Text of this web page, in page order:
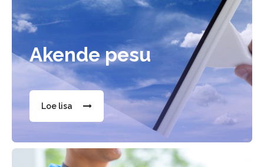
Akende pesu
Loe lisa